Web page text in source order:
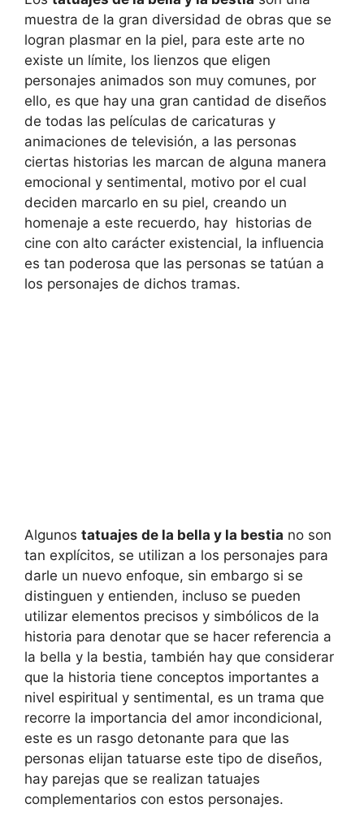
muestra de la gran diversidad de obras que se
logran plasmar en la piel, para este arte no
existe un límite, los lienzos que eligen
personajes animados son muy comunes, por
ello, es que hay una gran cantidad de diseños
de todas las películas de caricaturas y
animaciones de televisión, a las personas
ciertas historias les marcan de alguna manera
emocional y sentimental, motivo por el cual
deciden marcarlo en su piel, creando un
homenaje a este recuerdo, hay historias de
cine con alto carácter existencial, la influencia
es tan poderosa que las personas se tatúan a
los personajes de dichos tramas.
Algunos tatuajes de la bella y la bestia no son
tan explícitos, se utilizan a los personajes para
darle un nuevo enfoque, sin embargo si se
distinguen y entienden, incluso se pueden
utilizar elementos precisos y simbólicos de la
historia para denotar que se hacer referencia a
la bella y la bestia, también hay que considerar
que la historia tiene conceptos importantes a
nivel espiritual y sentimental, es un trama que
recorre la importancia del amor incondicional,
este es un rasgo detonante para que las
personas elijan tatuarse este tipo de diseños,
hay parejas que se realizan tatuajes
complementarios con estos personajes.